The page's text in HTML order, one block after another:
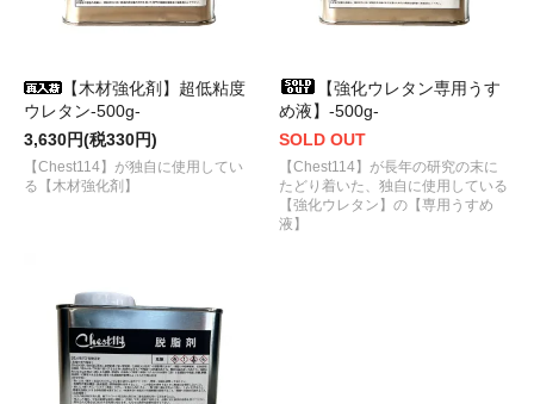
【木材強化剤】超低粘度
ウレタン-500g-
3,630円(税330円)
【Chest114】が独自に使用してい
る【木材強化剤】
【強化ウレタン専用うす
め液】-500g-
SOLD OUT
【Chest114】が長年の研究の末に
たどり着いた、独自に使用している
【強化ウレタン】の【専用うすめ
液】